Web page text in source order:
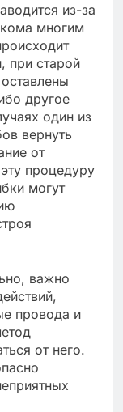
из-за
многим
при старой
другое
один из
вернуть
от
процедуру
могут
важно
провода и
от него.